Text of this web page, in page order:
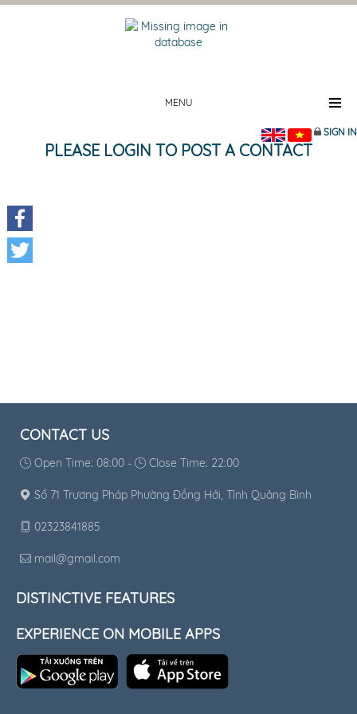
MENU
SIGN IN
PLEASE LOGIN TO POST A CONTACT
CONTACT US
Open Time: 08:00 - Close Time: 22:00
Số 71 Trương Pháp Phường Đồng Hới, Tỉnh Quảng Bình
02323841885
mail@gmail.com
DISTINCTIVE FEATURES
EXPERIENCE ON MOBILE APPS
Facebook